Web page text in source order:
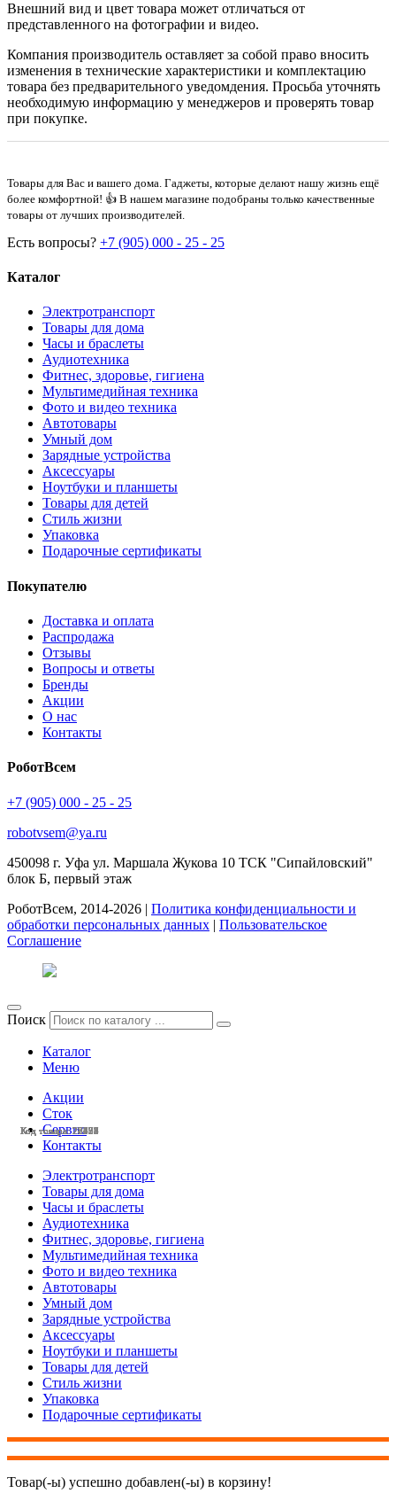
Код товара: 28428
Код товара: 28425
Код товара: 28424
Код товара: 28423
Код товара: 28377
Код товара: 28375
Код товара: 28132
Код товара: 28131
Код товара: 27803
Код товара: 27799
Код товара: 27798
Код товара: 27633
Внешний вид и цвет товара может отличаться от
представленного на фотографии и видео.
Компания производитель оставляет за собой право вносить
изменения в технические характеристики и комплектацию
товара без предварительного уведомдения. Просьба уточнять
необходимую информацию у менеджеров и проверять товар
при покупке.
Товары для Вас и вашего дома. Гаджеты, которые делают нашу жизнь ещё
более комфортной! 👍 В нашем магазине подобраны только качественные
товары от лучших производителей.
Есть вопросы? +7 (905) 000 - 25 - 25
Каталог
Электротранспорт
Товары для дома
Часы и браслеты
Аудиотехника
Фитнес, здоровье, гигиена
Мультимедийная техника
Фото и видео техника
Автотовары
Умный дом
Зарядные устройства
Аксессуары
Ноутбуки и планшеты
Товары для детей
Стиль жизни
Упаковка
Подарочные сертификаты
Покупателю
Доставка и оплата
Распродажа
Отзывы
Вопросы и ответы
Бренды
Акции
О нас
Контакты
РоботВсем
+7 (905) 000 - 25 - 25
robotvsem@ya.ru
450098 г. Уфа ул. Маршала Жукова 10 ТСК "Сипайловский"
блок Б, первый этаж
РоботВсем, 2014-2026 | Политика конфиденциальности и
обработки персональных данных | Пользовательское
Соглашение
Поиск
Каталог
Меню
Акции
Сток
Сервис
Контакты
Электротранспорт
Товары для дома
Часы и браслеты
Аудиотехника
Фитнес, здоровье, гигиена
Мультимедийная техника
Фото и видео техника
Автотовары
Умный дом
Зарядные устройства
Аксессуары
Ноутбуки и планшеты
Товары для детей
Стиль жизни
Упаковка
Подарочные сертификаты
Товар(-ы) успешно добавлен(-ы) в корзину!